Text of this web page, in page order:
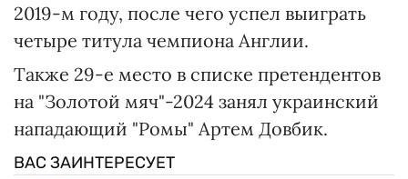
2019-м году, после чего успел выиграть
четыре титула чемпиона Англии.
Также 29-е место в списке претендентов
на "Золотой мяч"-2024 занял украинский
нападающий "Ромы" Артем Довбик.
ВАС ЗАИНТЕРЕСУЕТ